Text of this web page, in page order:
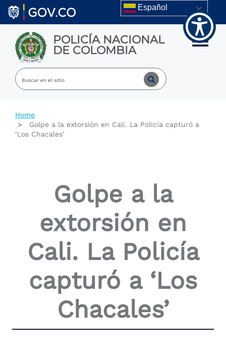
Welcome
All
Accessibility
screen
reader.
Accessibility
Skip to main content Español
POLICÍA NACIONAL
DE COLOMBIA Toggle
Home
Golpe a la extorsión en Cali. La Policía capturó a
‘Los Chacales’
Golpe a la
extorsión en
Cali. La Policía
capturó a ‘Los
Chacales’